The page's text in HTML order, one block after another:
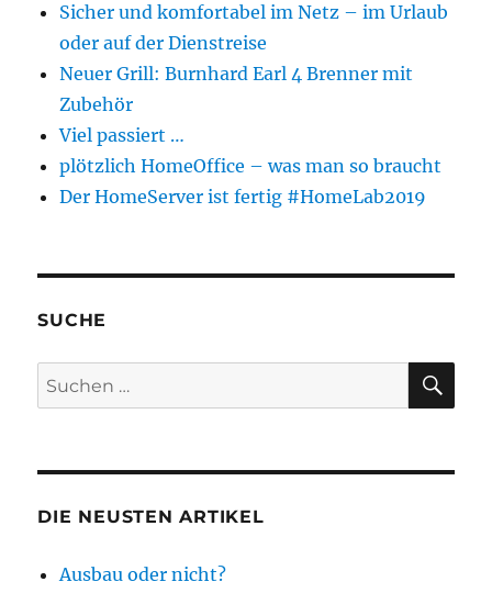
Sicher und komfortabel im Netz – im Urlaub
oder auf der Dienstreise
Neuer Grill: Burnhard Earl 4 Brenner mit
Zubehör
Viel passiert …
plötzlich HomeOffice – was man so braucht
Der HomeServer ist fertig #HomeLab2019
SUCHE
Suchen
nach:
DIE NEUSTEN ARTIKEL
Ausbau oder nicht?